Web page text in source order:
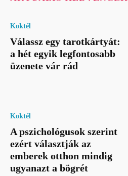
Koktél
Válassz egy tarotkártyát:
a hét egyik legfontosabb
üzenete vár rád
Koktél
A pszichológusok szerint
ezért választják az
emberek otthon mindig
ugyanazt a bögrét